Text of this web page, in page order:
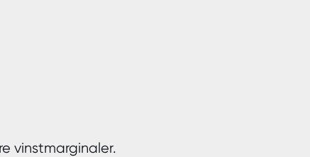
vinstmarginaler.